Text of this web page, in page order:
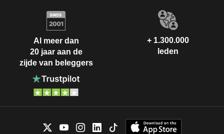
Al meer dan
20 jaar aan de
zijde van beleggers
+ 1.300.000
leden